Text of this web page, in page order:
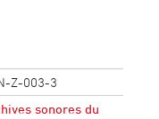
Z-003-3
sonores du